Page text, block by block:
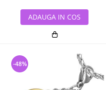
ADAUGA IN COS
-48%